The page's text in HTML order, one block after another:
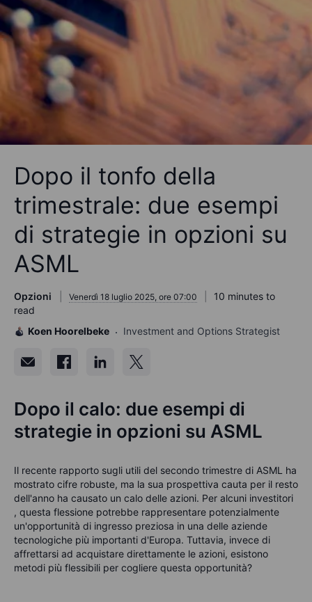
Dopo il tonfo della
trimestrale: due esempi
di strategie in opzioni su
ASML
Opzioni Venerdì 18 luglio 2025, ore 07:00
10 minutes to
read
Koen Hoorelbeke
Investment and Options Strategist
Dopo il calo: due esempi di
strategie in opzioni su ASML
Il recente rapporto sugli utili del secondo trimestre di ASML ha
mostrato cifre robuste, ma la sua prospettiva cauta per il resto
dell'anno ha causato un calo delle azioni. Per alcuni investitori
, questa flessione potrebbe rappresentare potenzialmente
un'opportunità di ingresso preziosa in una delle aziende
tecnologiche più importanti d'Europa. Tuttavia, invece di
affrettarsi ad acquistare direttamente le azioni, esistono
metodi più flessibili per cogliere questa opportunità?